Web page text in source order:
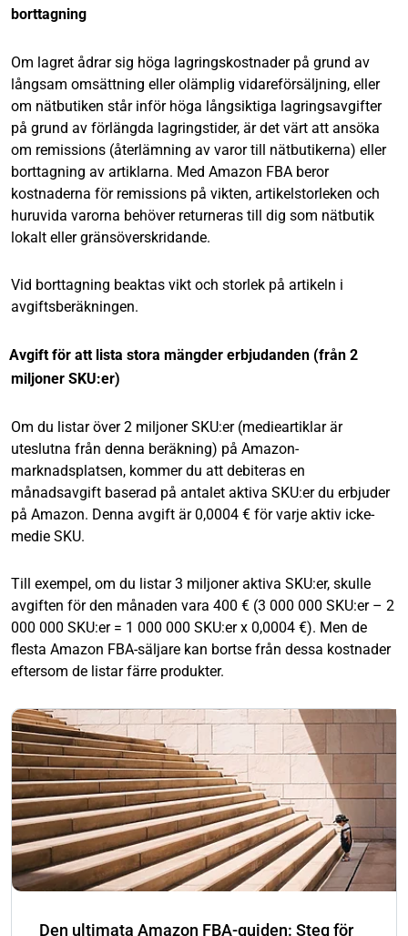
borttagning
Om lagret ådrar sig höga lagringskostnader på grund av
långsam omsättning eller olämplig vidareförsäljning, eller
om nätbutiken står inför höga långsiktiga lagringsavgifter
på grund av förlängda lagringstider, är det värt att ansöka
om remissions (återlämning av varor till nätbutikerna) eller
borttagning av artiklarna. Med Amazon FBA beror
kostnaderna för remissions på vikten, artikelstorleken och
huruvida varorna behöver returneras till dig som nätbutik
lokalt eller gränsöverskridande.
Vid borttagning beaktas vikt och storlek på artikeln i
avgiftsberäkningen.
Avgift för att lista stora mängder erbjudanden (från 2
miljoner SKU:er)
Om du listar över 2 miljoner SKU:er (medieartiklar är
uteslutna från denna beräkning) på Amazon-
marknadsplatsen, kommer du att debiteras en
månadsavgift baserad på antalet aktiva SKU:er du erbjuder
på Amazon. Denna avgift är 0,0004 € för varje aktiv icke-
medie SKU.
Till exempel, om du listar 3 miljoner aktiva SKU:er, skulle
avgiften för den månaden vara 400 € (3 000 000 SKU:er – 2
000 000 SKU:er = 1 000 000 SKU:er x 0,0004 €). Men de
flesta Amazon FBA-säljare kan bortse från dessa kostnader
eftersom de listar färre produkter.
Den ultimata Amazon FBA-guiden: Steg för